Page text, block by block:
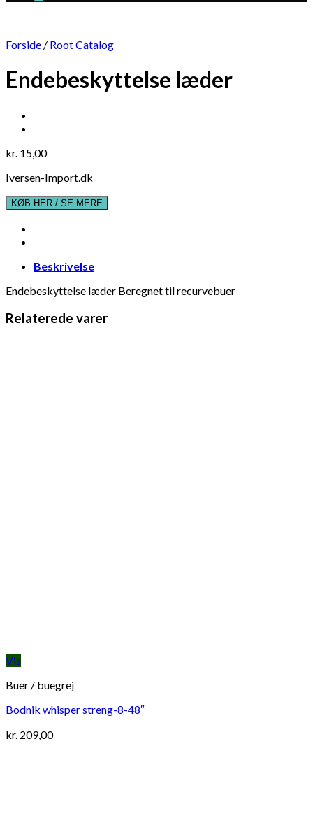
Forside / Root Catalog
Endebeskyttelse læder
kr. 15,00
Iversen-Import.dk
KØB HER / SE MERE
Beskrivelse
Endebeskyttelse læder Beregnet til recurvebuer
Relaterede varer
Vis
Buer / buegrej
Bodnik whisper streng-8-48″
kr. 209,00